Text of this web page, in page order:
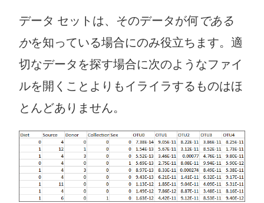
データ セットは、そのデータが何である
かを知っている場合にのみ役立ちます。適
切なデータを探す場合に次のようなファイ
ルを開くことよりもイライラするものはほ
とんどありません。